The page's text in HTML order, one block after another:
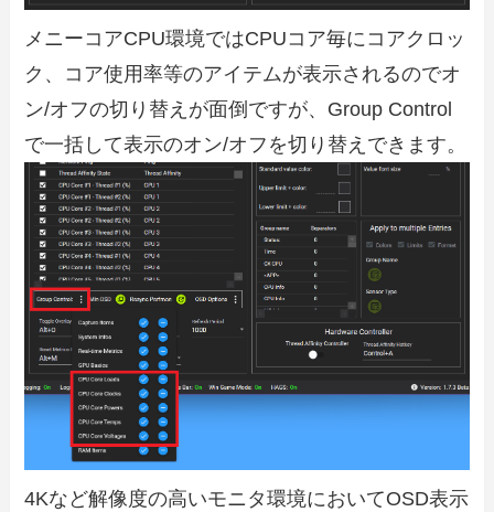
メニーコアCPU環境ではCPUコア毎にコアクロッ
ク、コア使用率等のアイテムが表示されるのでオ
ン/オフの切り替えが面倒ですが、Group Control
で一括して表示のオン/オフを切り替えできます。
4Kなど解像度の高いモニタ環境においてOSD表示